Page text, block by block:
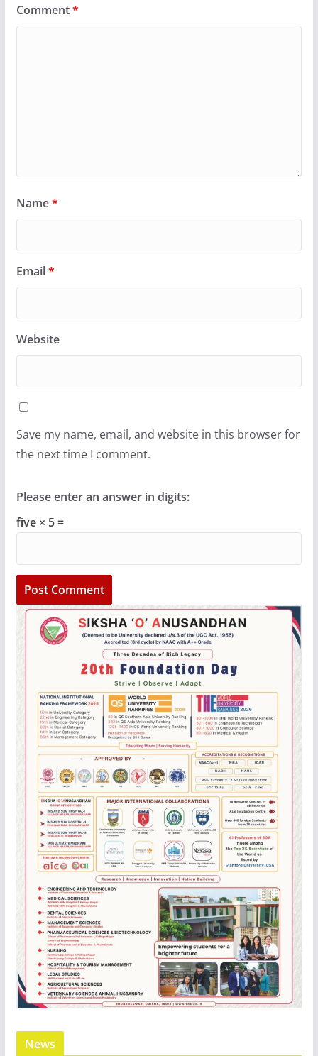
Comment*
Name*
Email*
Website
Save my name, email, and website in this browser for
the next time I comment.
Please enter an answer in digits:
five × 5 =
News